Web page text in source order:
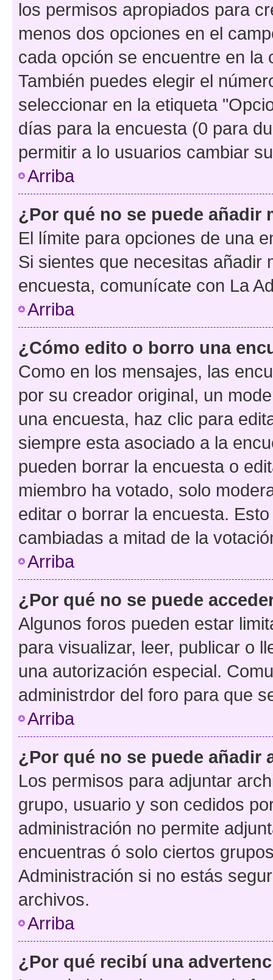
los permisos apropiados para
menos dos opciones en el
cada opción se encuentre en
También puedes elegir el
seleccionar en la etiqueta
días para la encuesta (0 para
permitir a lo usuarios cambiar
Arriba
¿Por qué no se puede añadir
El límite para opciones de una
Si sientes que necesitas añadir
encuesta, comunícate con La
Arriba
¿Cómo edito o borro una
Como en los mensajes, las
por su creador original, un
una encuesta, haz clic para
siempre esta asociado a la
pueden borrar la encuesta o
miembro ha votado, solo
editar o borrar la encuesta.
cambiadas a mitad de la
Arriba
¿Por qué no se puede
Algunos foros pueden estar
para visualizar, leer, publicar o
una autorización especial.
administrdor del foro para que
Arriba
¿Por qué no se puede añadir
Los permisos para adjuntar
grupo, usuario y son cedidos
administración no permite
encuentras ó solo ciertos
Administración si no estás
archivos.
Arriba
¿Por qué recibí una